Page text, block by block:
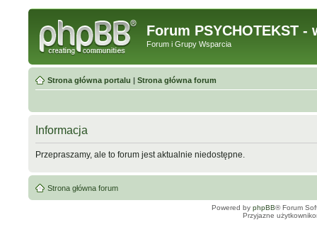
Forum PSYCHOTEKST
Forum i Grupy Wsparcia
Strona główna portalu | Strona główna forum
Informacja
Przepraszamy, ale to forum jest aktualnie niedostępne.
Strona główna forum
Powered by phpBB® Forum
Przyjazne